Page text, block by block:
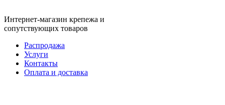
Интернет-магазин крепежа и
сопутствующих товаров
Распродажа
Услуги
Контакты
Оплата и доставка